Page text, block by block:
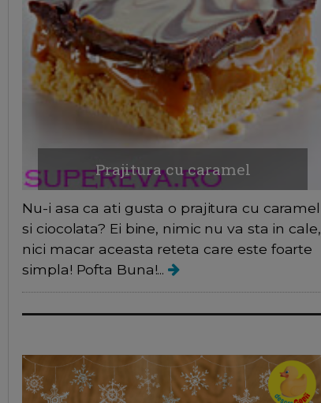
Prajitura cu caramel
Nu-i asa ca ati gusta o prajitura cu caramel
si ciocolata? Ei bine, nimic nu va sta in cale,
nici macar aceasta reteta care este foarte
simpla! Pofta Buna!...